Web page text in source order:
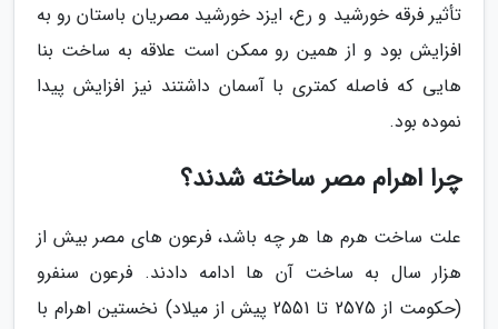
تأثیر فرقه خورشید و رع، ایزد خورشید مصریان باستان رو به
افزایش بود و از همین رو ممکن است علاقه به ساخت بنا
هایی که فاصله کمتری با آسمان داشتند نیز افزایش پیدا
نموده بود.
چرا اهرام مصر ساخته شدند؟
علت ساخت هرم ها هر چه باشد، فرعون های مصر بیش از
هزار سال به ساخت آن ها ادامه دادند. فرعون سنفرو
(حکومت از 2575 تا 2551 پیش از میلاد) نخستین اهرام با